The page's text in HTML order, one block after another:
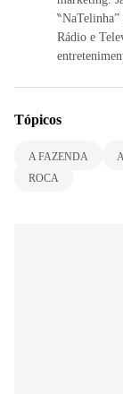
Rádio e
Tópicos
A FAZENDA
ROCA